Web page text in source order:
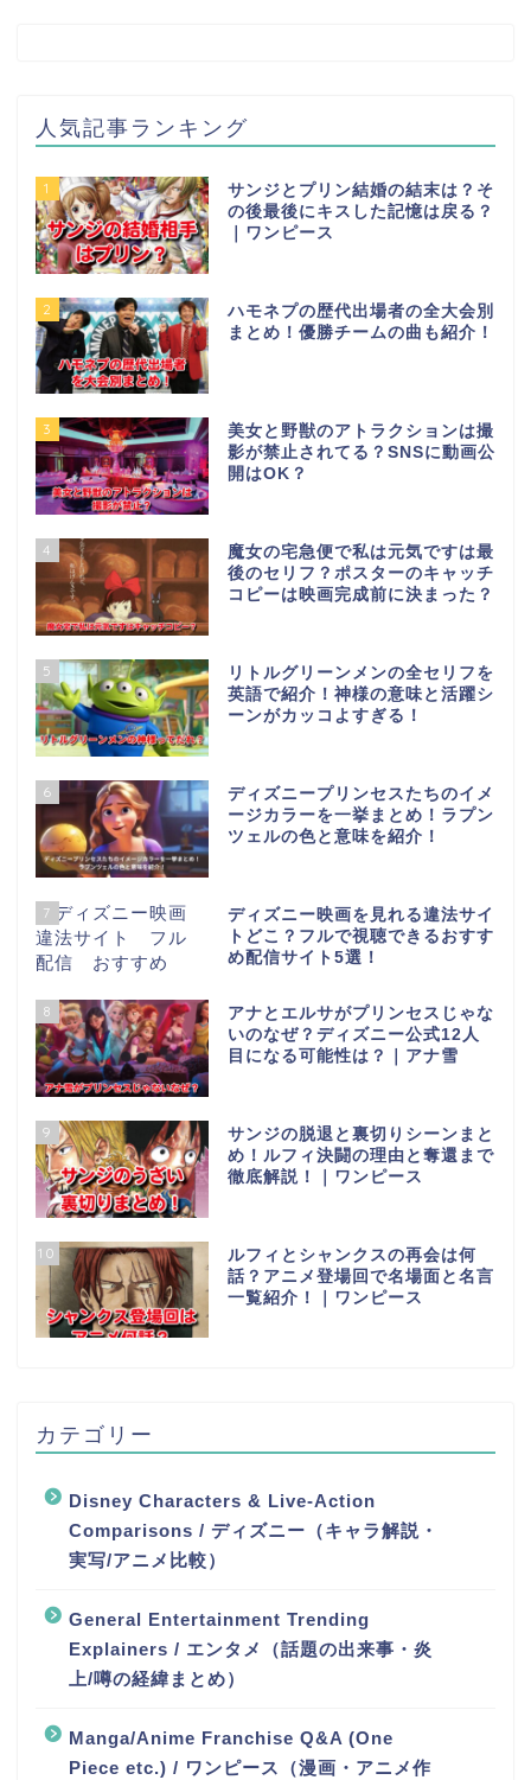
人気記事ランキング
1
サンジとプリン結婚の結末は？そ
の後最後にキスした記憶は戻る？
｜ワンピース
2
ハモネプの歴代出場者の全大会別
まとめ！優勝チームの曲も紹介！
3
美女と野獣のアトラクションは撮
影が禁止されてる？SNSに動画公
開はOK？
4
魔女の宅急便で私は元気ですは最
後のセリフ？ポスターのキャッチ
コピーは映画完成前に決まった？
5
リトルグリーンメンの全セリフを
英語で紹介！神様の意味と活躍シ
ーンがカッコよすぎる！
6
ディズニープリンセスたちのイメ
ージカラーを一挙まとめ！ラプン
ツェルの色と意味を紹介！
7
ディズニー映画を見れる違法サイ
トどこ？フルで視聴できるおすす
め配信サイト5選！
8
アナとエルサがプリンセスじゃな
いのなぜ？ディズニー公式12人
目になる可能性は？｜アナ雪
9
サンジの脱退と裏切りシーンまと
め！ルフィ決闘の理由と奪還まで
徹底解説！｜ワンピース
10
ルフィとシャンクスの再会は何
話？アニメ登場回で名場面と名言
一覧紹介！｜ワンピース
カテゴリー
Disney Characters & Live-Action
Comparisons / ディズニー（キャラ解説・
実写/アニメ比較）
General Entertainment Trending
Explainers / エンタメ（話題の出来事・炎
上/噂の経緯まとめ）
Manga/Anime Franchise Q&A (One
Piece etc.) / ワンピース（漫画・アニメ作